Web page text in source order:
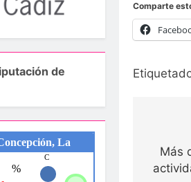
de
Comparte
de
Más